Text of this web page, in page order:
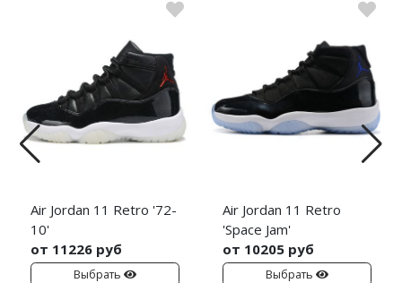
Air Jordan 11 Retro '72-
10'
от 11226 руб
Выбрать
Air Jordan 11 Retro
'Space Jam'
от 10205 руб
Выбрать